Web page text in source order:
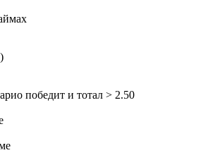
победит и тотал > 2.50